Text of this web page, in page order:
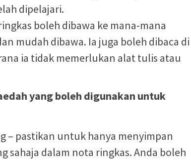
dipelajari.
boleh dibawa ke mana-mana
mudah dibawa. Ia juga boleh dibaca di
ia tidak memerlukan alat tulis atau
yang boleh digunakan untuk
– pastikan untuk hanya menyimpan
sahaja dalam nota ringkas. Anda boleh